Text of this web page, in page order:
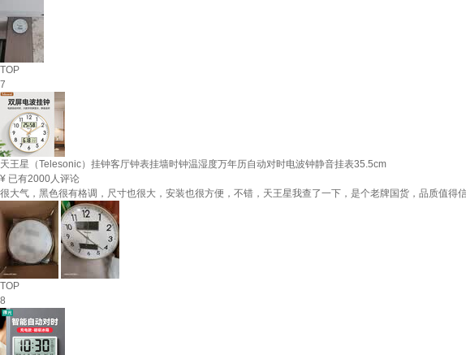
TOP
7
天王星（Telesonic）挂钟客厅钟表挂墙时钟温湿度万年历自动对时电波钟静音挂表35.5cm
¥ 已有2000人评论
很大气，黑色很有格调，尺寸也很大，安装也很方便，不错，天王星我查了一下，是个老牌国货，品质值得
TOP
8